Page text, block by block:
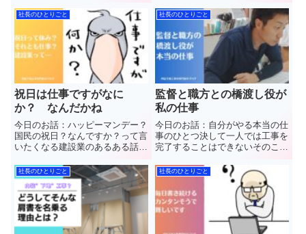
市で”軽量鉄骨下地工事
(LGS)”と”石こうボード”や”ケイカ
ル板”など【天井や壁】の内装工
事を施工しています(株)中島...
【天井や壁】の内装工事を施工し
ています(株)中島内装の中島と申
します普段見ることの...
社長のひとりごと
祝日は仕事ですがなに
か？ なんだかね
今日のお話：ハッピーマンデー？
国民の祝日？なんですか？って言
いたくなる建設業のあるある話を
かね 群馬県館林市
で”軽量鉄骨下地工事(LGS)”と”石
こうボード”や”ケイカル板”など
【天井や壁】の内装工事を...
社長のひとりごと
監督と職方との橋渡し役が
私の仕事
今日のお話：自分がやる本当の仕
事のひとつ決して一人では工事を
完了することはできないそのこと
県館林市で”軽量鉄骨下地工事
(LGS)”と”石こうボード”や”ケイカ
ル板”など【天井や壁】の内装工
事を施工しています(株...
社長のひとりごと 社長のひとりごと